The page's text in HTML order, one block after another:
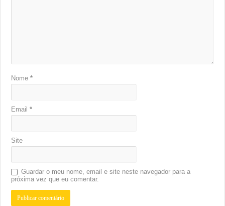
Nome*
Email*
Site
Guardar o meu nome, email e site neste navegador para a
próxima vez que eu comentar.